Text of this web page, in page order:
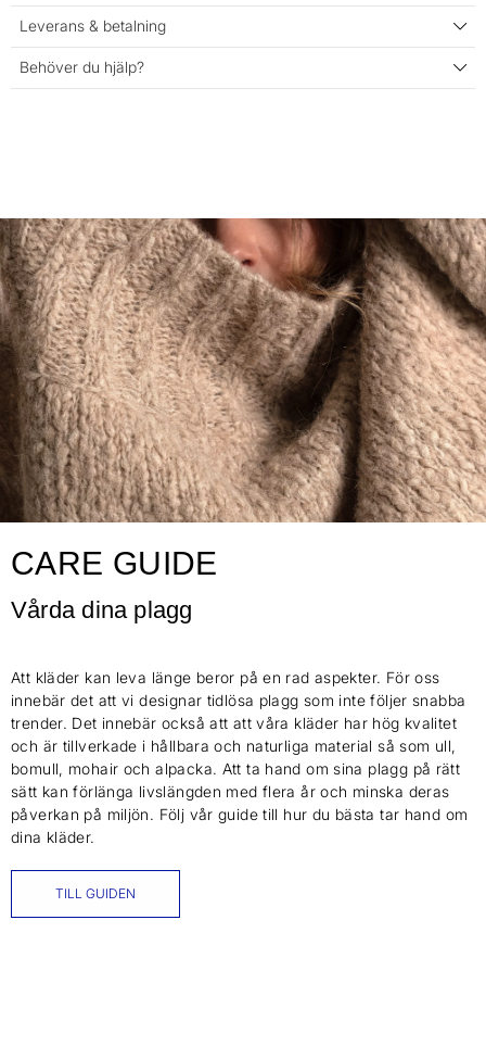
Leverans & betalning
Behöver du hjälp?
CARE GUIDE
Vårda dina plagg
Att kläder kan leva länge beror på en rad aspekter. För oss
innebär det att vi designar tidlösa plagg som inte följer snabba
trender. Det innebär också att att våra kläder har hög kvalitet
och är tillverkade i hållbara och naturliga material så som ull,
bomull, mohair och alpacka. Att ta hand om sina plagg på rätt
sätt kan förlänga livslängden med flera år och minska deras
påverkan på miljön. Följ vår guide till hur du bästa tar hand om
dina kläder.
TILL GUIDEN